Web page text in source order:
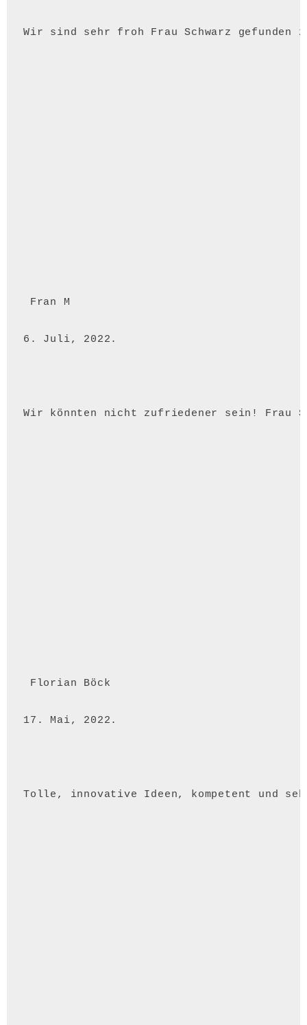
Wir sind sehr froh Frau Schwarz
Fran M
6. Juli, 2022.
Wir könnten nicht zufriedener sein! Frau
Florian Böck
17. Mai, 2022.
Tolle, innovative Ideen, kompetent und